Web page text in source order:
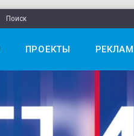
Поиск
ПРОЕКТЫ